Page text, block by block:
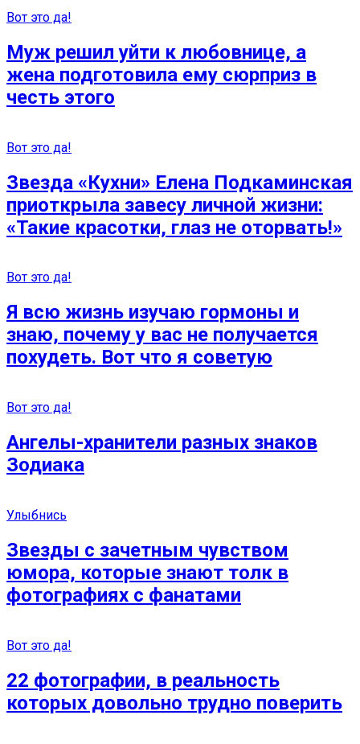
Вот это да!
Муж решил уйти к любовнице, а
жена подготовила ему сюрприз в
честь этого
Вот это да!
Звезда «Кухни» Елена Подкаминская
приоткрыла завесу личной жизни:
«Такие красотки, глаз не оторвать!»
Вот это да!
Я всю жизнь изучаю гормоны и
знаю, почему у вас не получается
похудеть. Вот что я советую
Вот это да!
Ангелы-хранители разных знаков
Зодиака
Улыбнись
Звезды с зачетным чувством
юмора, которые знают толк в
фотографиях с фанатами
Вот это да!
22 фотографии, в реальность
которых довольно трудно поверить